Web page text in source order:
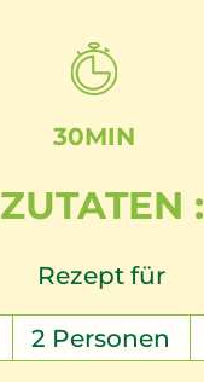
30MIN
ZUTATEN :
Rezept für
2 Personen